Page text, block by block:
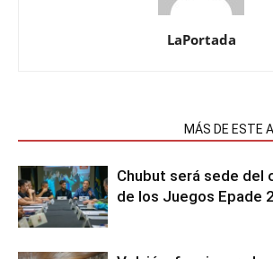
LaPortada
MÁS DE ESTE
Chubut será sede del
de los Juegos Epade